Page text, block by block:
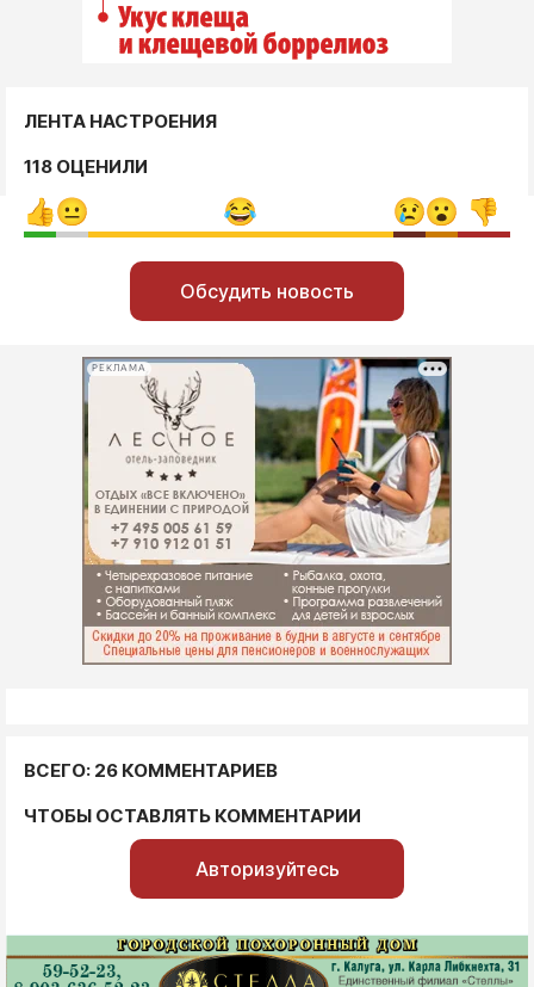
ЛЕНТА НАСТРОЕНИЯ
118 ОЦЕНИЛИ
Обсудить новость
РЕКЛАМА
ВСЕГО: 26 КОММЕНТАРИЕВ
ЧТОБЫ ОСТАВЛЯТЬ КОММЕНТАРИИ
Авторизуйтесь